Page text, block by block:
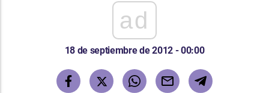
ad
18 de septiembre de 2012 - 00:00